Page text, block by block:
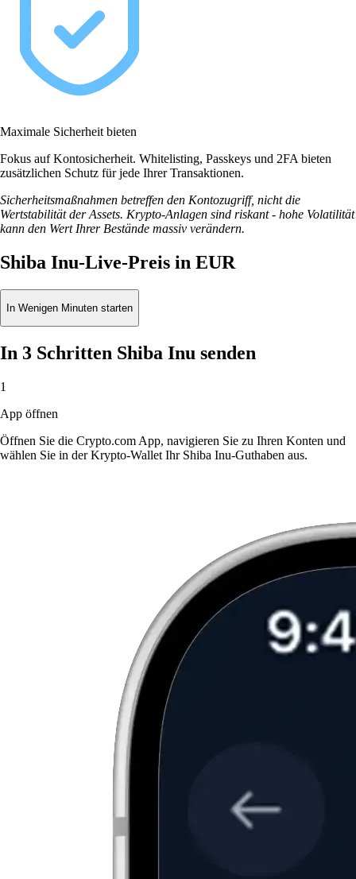
Maximale Sicherheit bieten
Fokus auf Kontosicherheit. Whitelisting, Passkeys und 2FA bieten
zusätzlichen Schutz für jede Ihrer Transaktionen.
Sicherheitsmaßnahmen betreffen den Kontozugriff, nicht die
Wertstabilität der Assets. Krypto-Anlagen sind riskant - hohe Volatilität
kann den Wert Ihrer Bestände massiv verändern.
Shiba Inu-Live-Preis in EUR
In Wenigen Minuten starten
In 3 Schritten Shiba Inu senden
1
App öffnen
Öffnen Sie die Crypto.com App, navigieren Sie zu Ihren Konten und
wählen Sie in der Krypto-Wallet Ihr Shiba Inu-Guthaben aus.